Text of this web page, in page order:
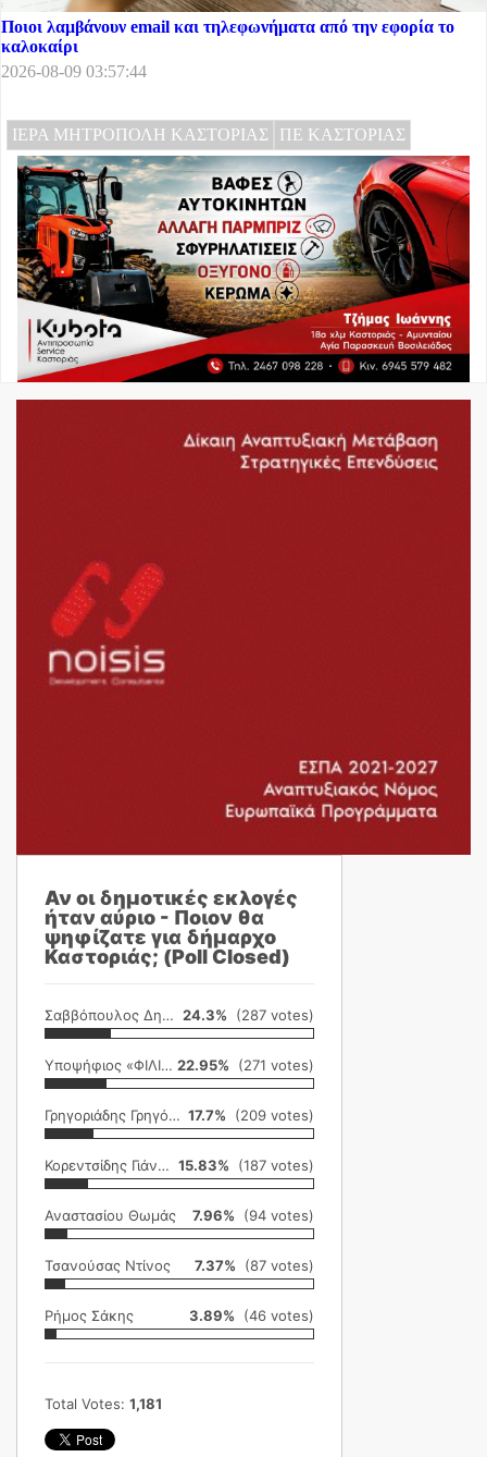
Ποιοι λαμβάνουν email και τηλεφωνήματα από την εφορία το
καλοκαίρι
2026-08-09 03:57:44
ΙΕΡΑ ΜΗΤΡΟΠΟΛΗ ΚΑΣΤΟΡΙΑΣ ΠΕ ΚΑΣΤΟΡΙΑΣ
Αν οι δημοτικές εκλογές
ήταν αύριο - Ποιον θα
ψηφίζατε για δήμαρχο
Καστοριάς; (Poll Closed)
Σαββόπουλος Δημήτρης 24.3% (287 votes)
Υποψήφιος «ΦΙΛΙΚΗ ΕΤΑΙΡΕΙΑ» 22.95% (271 votes)
Γρηγοριάδης Γρηγόρης 17.7% (209 votes)
Κορεντσίδης Γιάννης 15.83% (187 votes)
Αναστασίου Θωμάς 7.96% (94 votes)
Τσανούσας Ντίνος 7.37% (87 votes)
Ρήμος Σάκης 3.89% (46 votes)
Total Votes: 1,181